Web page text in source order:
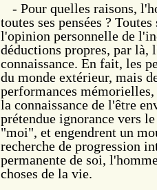
- Pour quelles raisons,
toutes ses pensées ?
l'opinion personnelle de
déductions propres, par là,
connaissance. En fait, les
du monde extérieur, mais
performances
la connaissance de l'être
prétendue ignorance vers
"moi", et engendrent un
recherche de progression
permanente de soi,
choses de la vie.